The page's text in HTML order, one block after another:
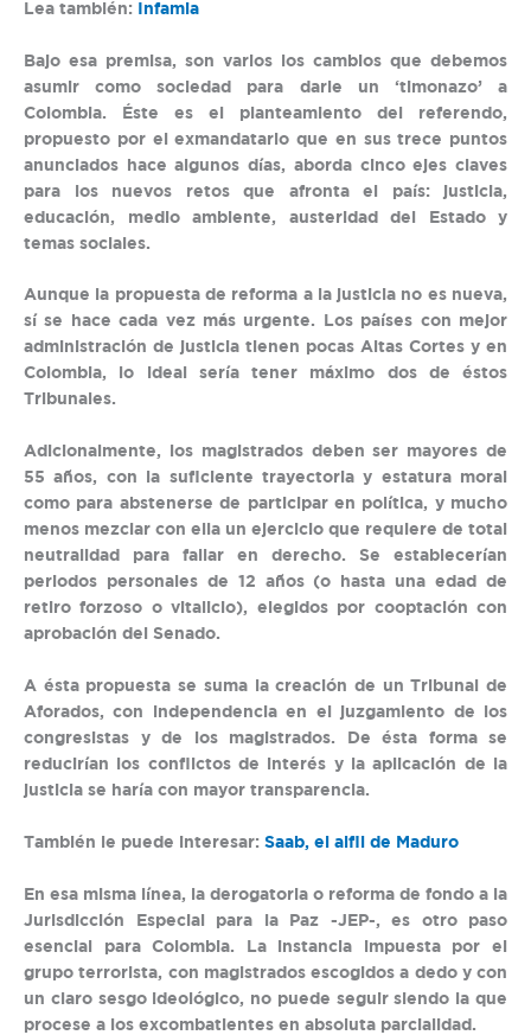
Lea también: Infamia
Bajo esa premisa, son varios los cambios que debemos
asumir como sociedad para darle un ‘timonazo’ a
Colombia. Éste es el planteamiento del referendo,
propuesto por el exmandatario que en sus trece puntos
anunciados hace algunos días, aborda cinco ejes claves
para los nuevos retos que afronta el país: justicia,
educación, medio ambiente, austeridad del Estado y
temas sociales.
Aunque la propuesta de reforma a la justicia no es nueva,
sí se hace cada vez más urgente. Los países con mejor
administración de justicia tienen pocas Altas Cortes y en
Colombia, lo ideal sería tener máximo dos de éstos
Tribunales.
Adicionalmente, los magistrados deben ser mayores de
55 años, con la suficiente trayectoria y estatura moral
como para abstenerse de participar en política, y mucho
menos mezclar con ella un ejercicio que requiere de total
neutralidad para fallar en derecho. Se establecerían
periodos personales de 12 años (o hasta una edad de
retiro forzoso o vitalicio), elegidos por cooptación con
aprobación del Senado.
A ésta propuesta se suma la creación de un Tribunal de
Aforados, con independencia en el juzgamiento de los
congresistas y de los magistrados. De ésta forma se
reducirían los conflictos de interés y la aplicación de la
justicia se haría con mayor transparencia.
También le puede interesar: Saab, el alfil de Maduro
En esa misma línea, la derogatoria o reforma de fondo a la
Jurisdicción Especial para la Paz -JEP-, es otro paso
esencial para Colombia. La instancia impuesta por el
grupo terrorista, con magistrados escogidos a dedo y con
un claro sesgo ideológico, no puede seguir siendo la que
procese a los excombatientes en absoluta parcialidad.